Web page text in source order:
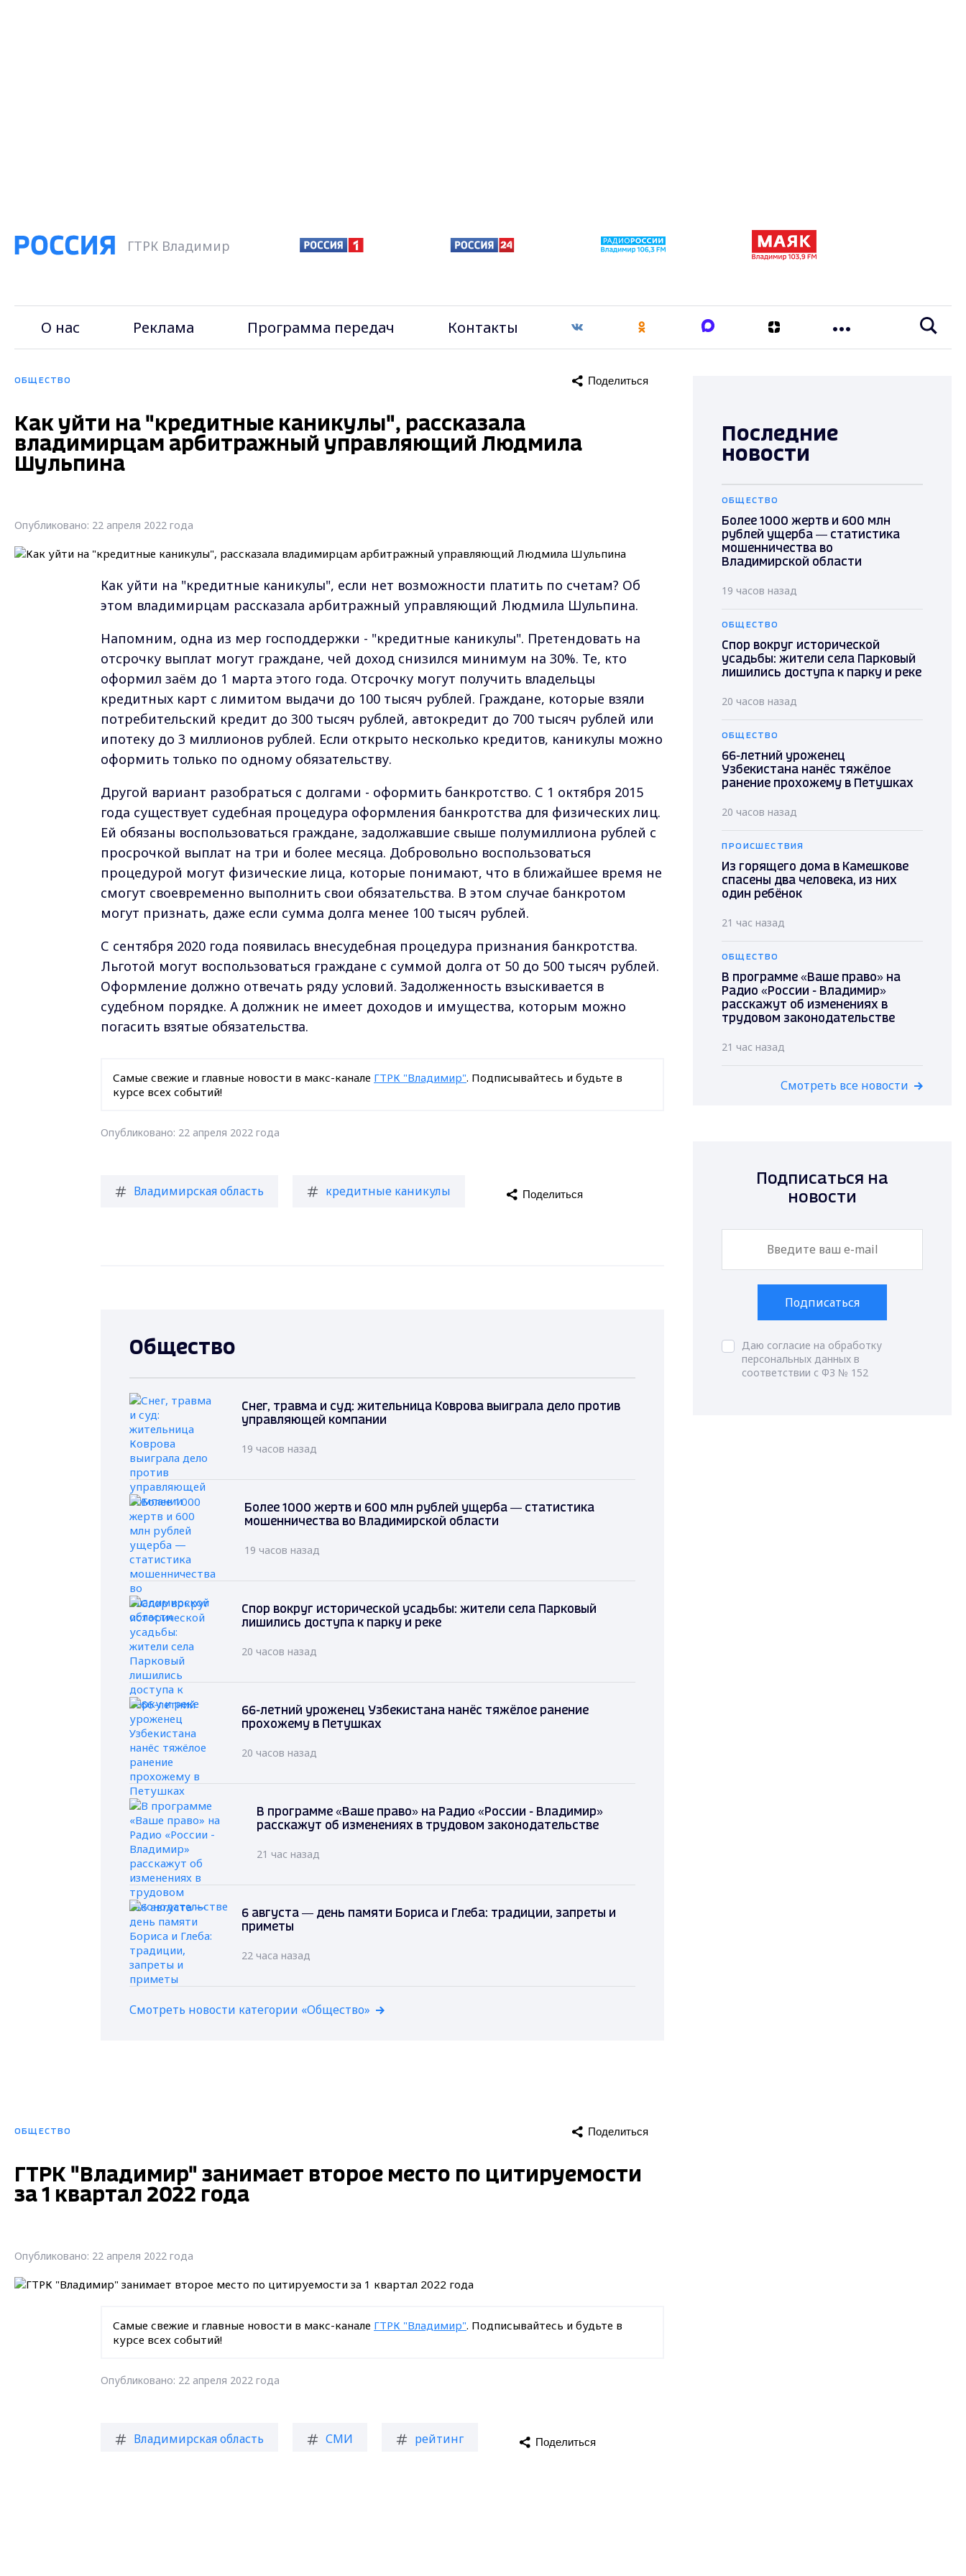
ГТРК Владимир
О нас Реклама Программа передач Контакты
ОБЩЕСТВО Поделиться
Как уйти на "кредитные каникулы", рассказала
владимирцам арбитражный управляющий Людмила
Шульпина
Опубликовано: 22 апреля 2022 года
Как уйти на "кредитные каникулы", если нет возможности платить по счетам? Об
этом владимирцам рассказала арбитражный управляющий Людмила Шульпина.
Напомним, одна из мер господдержки - "кредитные каникулы". Претендовать на
отсрочку выплат могут граждане, чей доход снизился минимум на 30%. Те, кто
оформил заём до 1 марта этого года. Отсрочку могут получить владельцы
кредитных карт с лимитом выдачи до 100 тысяч рублей. Граждане, которые взяли
потребительский кредит до 300 тысяч рублей, автокредит до 700 тысяч рублей или
ипотеку до 3 миллионов рублей. Если открыто несколько кредитов, каникулы можно
оформить только по одному обязательству.
Другой вариант разобраться с долгами - оформить банкротство. С 1 октября 2015
года существует судебная процедура оформления банкротства для физических лиц.
Ей обязаны воспользоваться граждане, задолжавшие свыше полумиллиона рублей с
просрочкой выплат на три и более месяца. Добровольно воспользоваться
процедурой могут физические лица, которые понимают, что в ближайшее время не
смогут своевременно выполнить свои обязательства. В этом случае банкротом
могут признать, даже если сумма долга менее 100 тысяч рублей.
С сентября 2020 года появилась внесудебная процедура признания банкротства.
Льготой могут воспользоваться граждане с суммой долга от 50 до 500 тысяч рублей.
Оформление должно отвечать ряду условий. Задолженность взыскивается в
судебном порядке. А должник не имеет доходов и имущества, которым можно
погасить взятые обязательства.
Самые свежие и главные новости в макс-канале ГТРК "Владимир". Подписывайтесь и будьте в
курсе всех событий!
Опубликовано: 22 апреля 2022 года
Владимирская область кредитные каникулы Поделиться
Общество
Снег, травма и суд: жительница Коврова выиграла дело против
управляющей компании
19 часов назад
Более 1000 жертв и 600 млн рублей ущерба — статистика
мошенничества во Владимирской области
19 часов назад
Спор вокруг исторической усадьбы: жители села Парковый
лишились доступа к парку и реке
20 часов назад
66-летний уроженец Узбекистана нанёс тяжёлое ранение
прохожему в Петушках
20 часов назад
В программе «Ваше право» на Радио «России - Владимир»
расскажут об изменениях в трудовом законодательстве
21 час назад
6 августа — день памяти Бориса и Глеба: традиции, запреты и
приметы
22 часа назад
Смотреть новости категории «Общество»
ОБЩЕСТВО Поделиться
ГТРК "Владимир" занимает второе место по цитируемости
за 1 квартал 2022 года
Опубликовано: 22 апреля 2022 года
Самые свежие и главные новости в макс-канале ГТРК "Владимир". Подписывайтесь и будьте в
курсе всех событий!
Опубликовано: 22 апреля 2022 года
Владимирская область СМИ рейтинг Поделиться
Последние
новости
ОБЩЕСТВО
Более 1000 жертв и 600 млн
рублей ущерба — статистика
мошенничества во
Владимирской области
19 часов назад
ОБЩЕСТВО
Спор вокруг исторической
усадьбы: жители села Парковый
лишились доступа к парку и реке
20 часов назад
ОБЩЕСТВО
66-летний уроженец
Узбекистана нанёс тяжёлое
ранение прохожему в Петушках
20 часов назад
ПРОИСШЕСТВИЯ
Из горящего дома в Камешкове
спасены два человека, из них
один ребёнок
21 час назад
ОБЩЕСТВО
В программе «Ваше право» на
Радио «России - Владимир»
расскажут об изменениях в
трудовом законодательстве
21 час назад
Смотреть все новости
Подписаться на
новости
Подписаться
Даю согласие на обработку
персональных данных в
соответствии с ФЗ № 152